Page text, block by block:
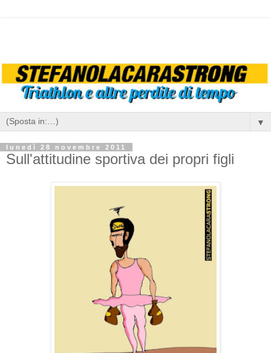
▼
lunedì 28 novembre 2011
Sull'attitudine sportiva dei propri figli